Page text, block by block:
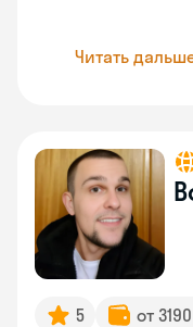
Читать
5 от